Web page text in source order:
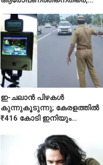
റിജിജുവിന് മറുപടിയുമായി
സഞ്ജയ് റാവത്ത്
ഇ-ചലാൻ പിഴകൾ
കുന്നുകൂടുന്നു; കേരളത്തിൽ
₹416 കോടി ഇനിയും